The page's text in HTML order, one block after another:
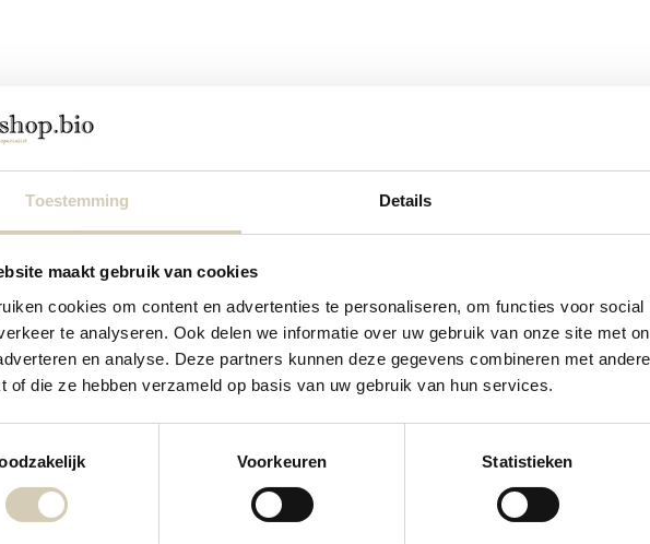
Toestemming Details
maakt gebruik van cookies
cookies om content en advertenties te personaliseren, om functies voor
te analyseren. Ook delen we informatie over uw gebruik van onze site met
en analyse. Deze partners kunnen deze gegevens combineren met
of die ze hebben verzameld op basis van uw gebruik van hun services.
Voorkeuren Statistieken
Contactgegevens
Neem contact met ons op
webshop@desmaakspecialist.nl
Meld